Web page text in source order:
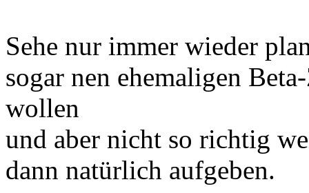
Sehe nur immer wieder
sogar nen ehemaligen
wollen
und aber nicht so richtig
dann natürlich aufgeben.